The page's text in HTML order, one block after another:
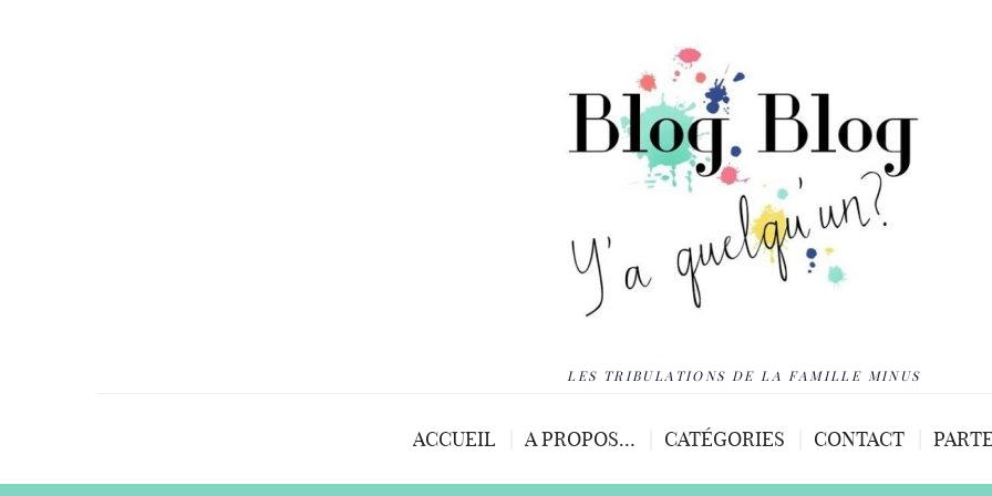
LES TRIBULATIONS DE LA FAMILLE MINUS
ACCUEIL A PROPOS… CATÉGORIES CONTACT